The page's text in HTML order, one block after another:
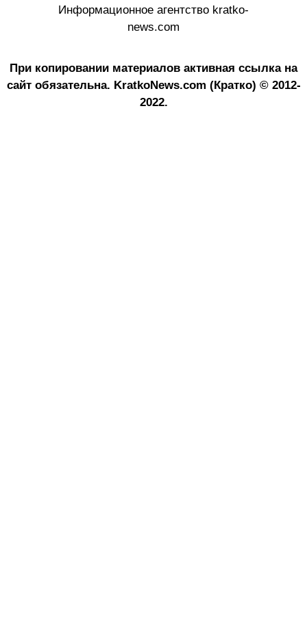
Информационное агентство kratko-
news.com
При копировании материалов активная ссылка на
сайт обязательна. KratkoNews.com (Кратко) © 2012-
2022.